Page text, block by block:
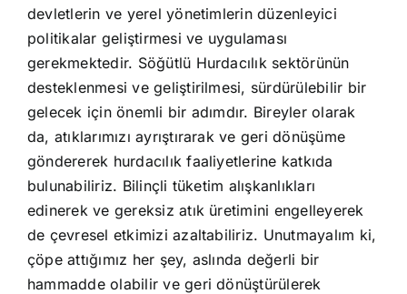
devletlerin ve yerel yönetimlerin düzenleyici
politikalar geliştirmesi ve uygulaması
gerekmektedir. Söğütlü Hurdacılık sektörünün
desteklenmesi ve geliştirilmesi, sürdürülebilir bir
gelecek için önemli bir adımdır. Bireyler olarak
da, atıklarımızı ayrıştırarak ve geri dönüşüme
göndererek hurdacılık faaliyetlerine katkıda
bulunabiliriz. Bilinçli tüketim alışkanlıkları
edinerek ve gereksiz atık üretimini engelleyerek
de çevresel etkimizi azaltabiliriz. Unutmayalım ki,
çöpe attığımız her şey, aslında değerli bir
hammadde olabilir ve geri dönüştürülerek